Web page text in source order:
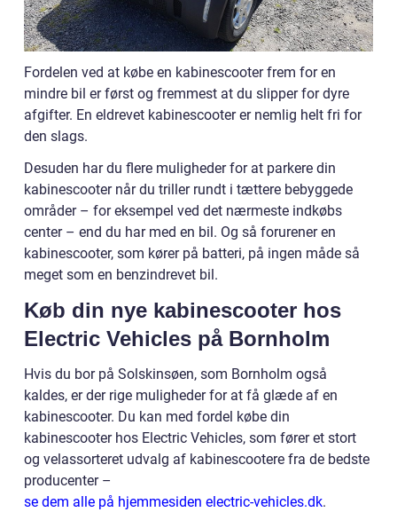
Fordelen ved at købe en kabinescooter frem for en
mindre bil er først og fremmest at du slipper for dyre
afgifter. En eldrevet kabinescooter er nemlig helt fri for
den slags.
Desuden har du flere muligheder for at parkere din
kabinescooter når du triller rundt i tættere bebyggede
områder – for eksempel ved det nærmeste indkøbs
center – end du har med en bil. Og så forurener en
kabinescooter, som kører på batteri, på ingen måde så
meget som en benzindrevet bil.
Køb din nye kabinescooter hos
Electric Vehicles på Bornholm
Hvis du bor på Solskinsøen, som Bornholm også
kaldes, er der rige muligheder for at få glæde af en
kabinescooter. Du kan med fordel købe din
kabinescooter hos Electric Vehicles, som fører et stort
og velassorteret udvalg af kabinescootere fra de bedste
producenter –
se dem alle på hjemmesiden electric-vehicles.dk.